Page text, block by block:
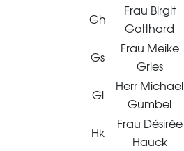
Gh
Frau Birgit
Gotthard
Gs
Frau Meike
Gries
Gl
Herr Michael
Gumbel
Hk
Frau Désirée
Hauck